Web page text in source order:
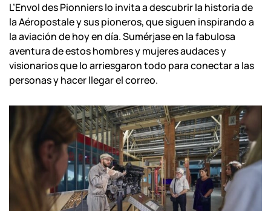
L’Envol des Pionniers lo invita a descubrir la historia de
la Aéropostale y sus pioneros, que siguen inspirando a
la aviación de hoy en día. Sumérjase en la fabulosa
aventura de estos hombres y mujeres audaces y
visionarios que lo arriesgaron todo para conectar a las
personas y hacer llegar el correo.